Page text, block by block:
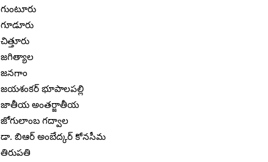
గుంటూరు
గూడూరు
చిత్తూరు
జగిత్యాల
జనగాం
జయశంకర్ భూపాలపల్లి
జాతీయ అంతర్జాతీయ
జోగులాంబ గద్వాల
డా. బిఆర్ అంబేద్కర్ కోనసీమ
తిరుపతి